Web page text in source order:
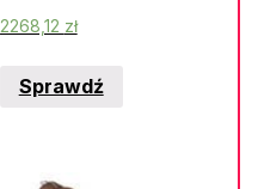
2268,12 zł
Sprawdź